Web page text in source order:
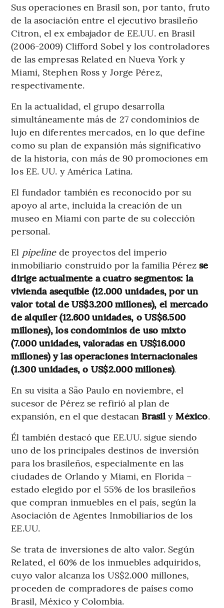
Sus operaciones en Brasil son, por tanto, fruto
de la asociación entre el ejecutivo brasileño
Citron, el ex embajador de EE.UU. en Brasil
(2006-2009) Clifford Sobel y los controladores
de las empresas Related en Nueva York y
Miami, Stephen Ross y Jorge Pérez,
respectivamente.
En la actualidad, el grupo desarrolla
simultáneamente más de 27 condominios de
lujo en diferentes mercados, en lo que define
como su plan de expansión más significativo
de la historia, con más de 90 promociones em
los EE. UU. y América Latina.
El fundador también es reconocido por su
apoyo al arte, incluida la creación de un
museo en Miami con parte de su colección
personal.
El pipelinede proyectos del imperio
inmobiliario construido por la familia Pérez se
dirige actualmente a cuatro segmentos: la
vivienda asequible (12.000 unidades, por un
valor total de US$3.200 millones), el mercado
de alquiler (12.600 unidades, o US$6.500
millones), los condominios de uso mixto
(7.000 unidades, valoradas en US$16.000
millones) y las operaciones internacionales
(1.300 unidades, o US$2.000 millones).
En su visita a São Paulo en noviembre, el
sucesor de Pérez se refirió al plan de
expansión, en el que destacan BrasilyMéxico.
Él también destacó que EE.UU. sigue siendo
uno de los principales destinos de inversión
para los brasileños, especialmente en las
ciudades de Orlando y Miami, en Florida –
estado elegido por el 55% de los brasileños
que compran inmuebles en el país, según la
Asociación de Agentes Inmobiliarios de los
EE.UU.
Se trata de inversiones de alto valor. Según
Related, el 60% de los inmuebles adquiridos,
cuyo valor alcanza los US$2.000 millones,
proceden de compradores de países como
Brasil, México y Colombia.